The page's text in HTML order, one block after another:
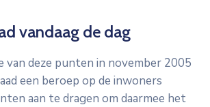
vandaag de dag
van deze punten in november 2005
een beroep op de inwoners
aan te dragen om daarmee het